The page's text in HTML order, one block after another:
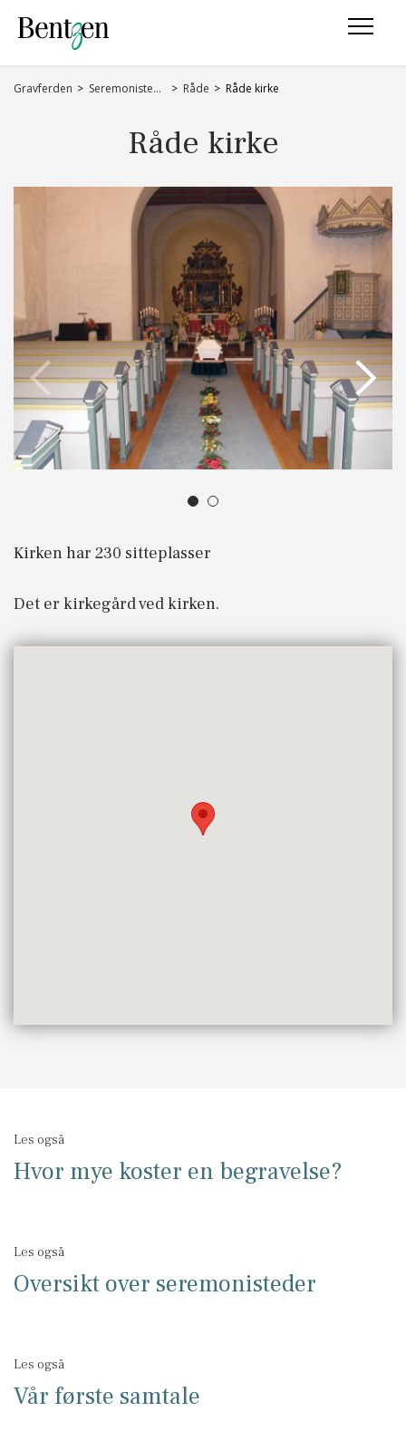
Gravferden Seremonisteder Råde Råde kirke
Råde kirke
Kirken har 230 sitteplasser
Det er kirkegård ved kirken.
Les også
Hvor mye koster en begravelse?
Les også
Oversikt over seremonisteder
Les også
Vår første samtale